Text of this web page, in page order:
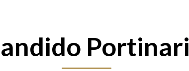
Portinari